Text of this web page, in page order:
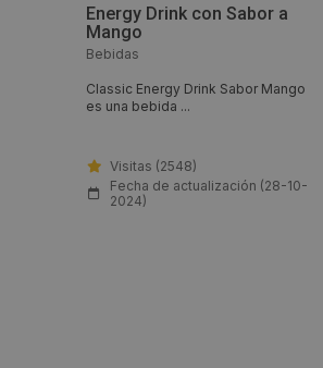
Energy Drink con Sabor a
Mango
Bebidas
Classic Energy Drink Sabor Mango
es una bebida ...
Visitas (2548)
Fecha de actualización (28-10-
2024)